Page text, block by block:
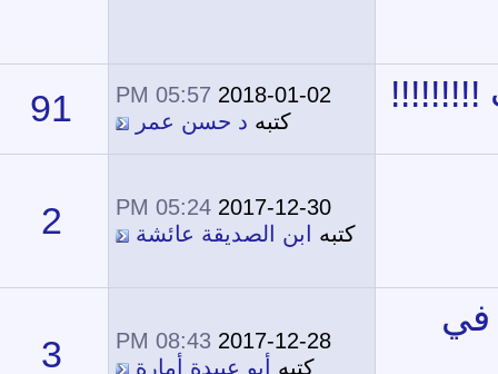
2018-01-02
05:57 PM
د حسن عمر 91
43,701
05:24 PM
ابن الصديقة عائشة 2
11,847
2017-12-28
08:43 PM
أبو عبيدة أمارة 3
13,096